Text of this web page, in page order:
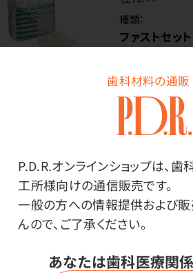
歯科材料の通販
P.D.R.オンラインショップは、歯
工所様向けの通信販売です。
一般の方への情報提供および販
んので、ご了承ください。
あなたは歯科医療関
種類：
ファストセッ
価格はログイン後表示
ログイン
商品詳細